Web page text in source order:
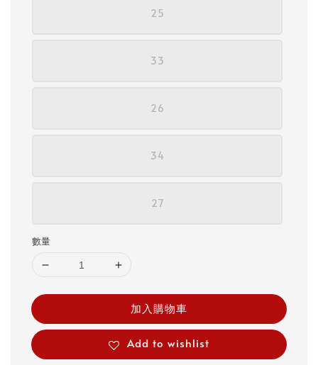
25
33
26
34
27
數量
加入購物車
Add to wishlist